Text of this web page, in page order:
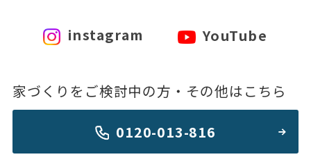
instagram YouTube
家づくりをご検討中の方・その他はこちら
0120-013-816